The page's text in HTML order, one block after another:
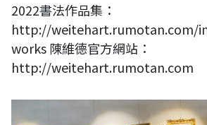
2022書法作品集：
http://weitehart.rumotan.com/
works 陳維德官方網站：
http://weitehart.rumotan.com